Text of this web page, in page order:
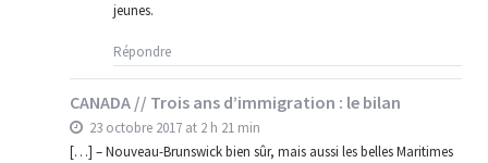
jeunes.
Répondre
CANADA // Trois ans d’immigration : le bilan
23 octobre 2017 at 2 h 21 min
[…] – Nouveau-Brunswick bien sûr, mais aussi les belles Maritimes